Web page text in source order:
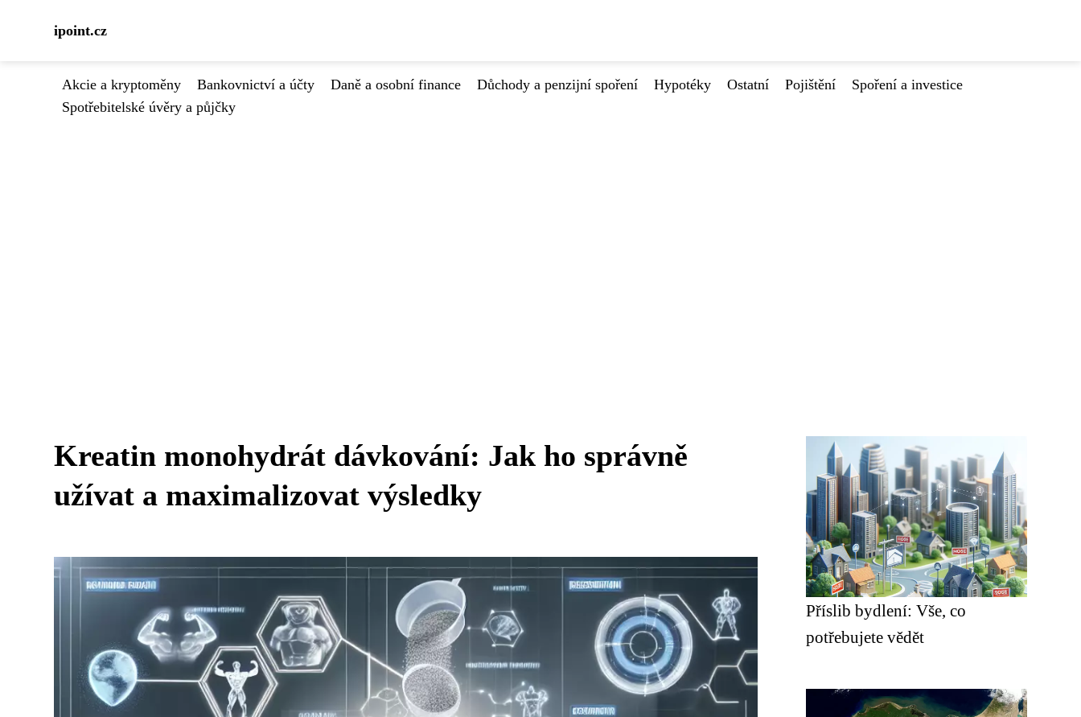
ipoint.cz
Akcie a kryptoměny Bankovnictví a účty Daně a osobní finance Důchody a penzijní spoření Hypotéky Ostatní Pojištění
Spoření a investice
Spotřebitelské úvěry a půjčky
Kreatin monohydrát dávkování: Jak ho správně
užívat a maximalizovat výsledky
Příslib bydlení: Vše, co
potřebujete vědět